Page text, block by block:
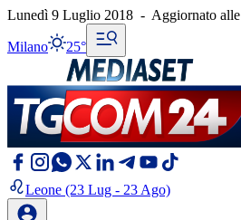
Lunedì 9 Luglio 2018 - Aggiornato alle
Milano 25°
Leone (23 Lug - 23 Ago)